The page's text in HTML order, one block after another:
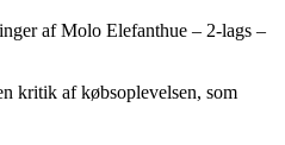
af Molo Elefanthue – 2-lags –
kritik af købsoplevelsen, som